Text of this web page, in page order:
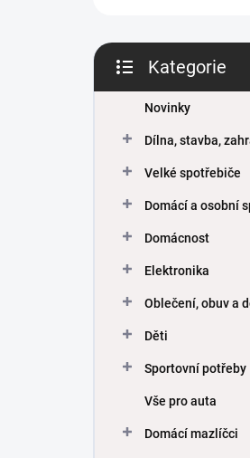
kategorie
Kategorie
Novinky
Dílna, stavba,
Velké spotřebiče
Domácí a osobní
Domácnost
Elektronika
Oblečení, obuv a
Děti
Sportovní potřeby
Vše pro auta
Domácí mazlíčci